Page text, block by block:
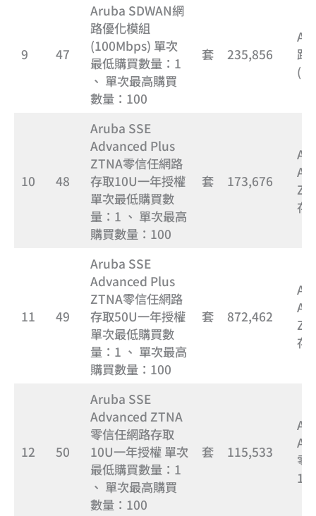
9 47
Aruba SDWAN網
路優化模組
(100Mbps) 單次
最低購買數量：1
、 單次最高購買
數量：100
套 235,856
路
10 48
Aruba SSE
Advanced Plus
ZTNA零信任網路
存取10U一年授權
單次最低購買數
量：1 、 單次最高
購買數量：100
套 173,676
存
11 49
Aruba SSE
Advanced Plus
ZTNA零信任網路
存取50U一年授權
單次最低購買數
量：1 、 單次最高
購買數量：100
套 872,462
存
12 50
Aruba SSE
Advanced ZTNA
零信任網路存取
10U一年授權 單次
最低購買數量：1
、 單次最高購買
數量：100
套 115,533
零